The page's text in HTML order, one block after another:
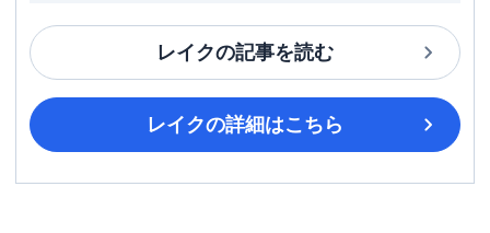
レイクの記事を読む
レイクの詳細はこちら